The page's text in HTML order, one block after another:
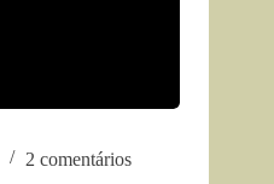
2 comentários